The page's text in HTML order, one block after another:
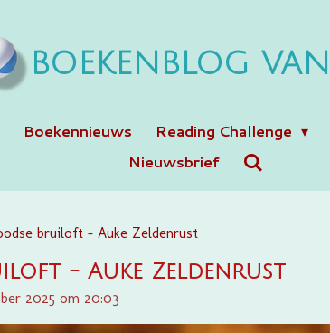
BOEKENBLOG
Boekennieuws Reading Challenge
Nieuwsbrief
bruiloft - Auke Zeldenrust
- Auke Zeldenrust
2025 om 20:03